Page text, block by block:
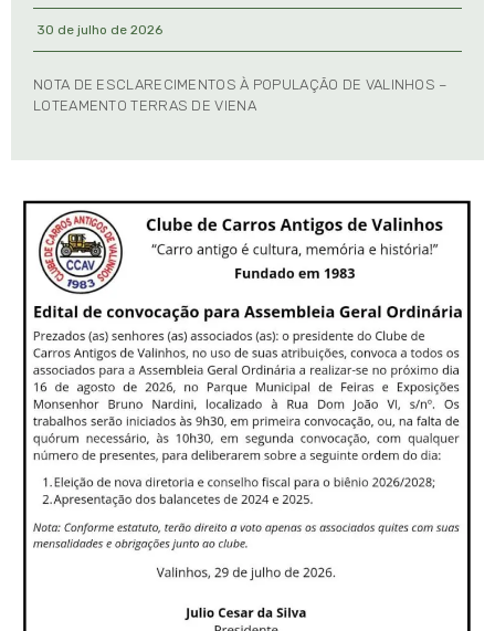
30 de julho de 2026
NOTA DE ESCLARECIMENTOS À POPULAÇÃO DE VALINHOS –
LOTEAMENTO TERRAS DE VIENA